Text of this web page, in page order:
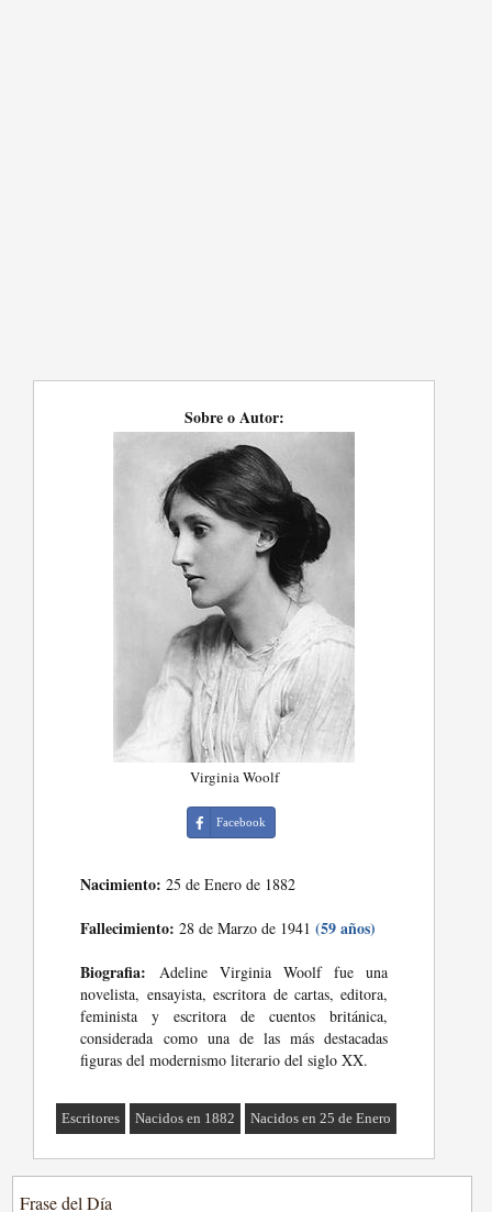
Sobre o Autor:
Virginia Woolf
Facebook
Nacimiento: 25 de Enero de 1882
Fallecimiento: 28 de Marzo de 1941(59 años)
Biografia: Adeline Virginia Woolf fue una
novelista, ensayista, escritora de cartas, editora,
feminista y escritora de cuentos británica,
considerada como una de las más destacadas
figuras del modernismo literario del siglo XX.
Escritores Nacidos en 1882 Nacidos en 25 de Enero
Frase del Día